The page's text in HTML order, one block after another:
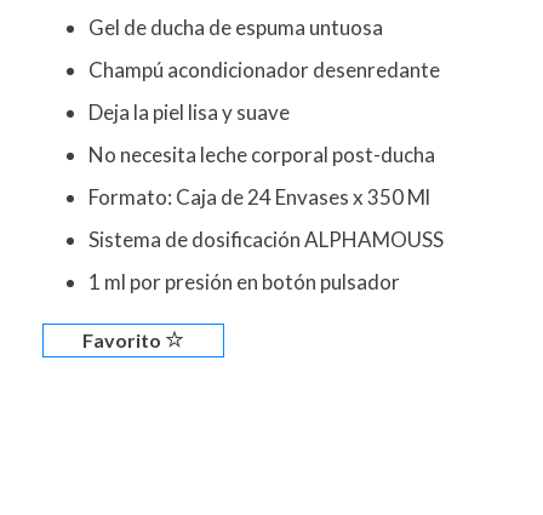
Gel de ducha de espuma untuosa
Champú acondicionador desenredante
Deja la piel lisa y suave
No necesita leche corporal post-ducha
Formato: Caja de 24 Envases x 350 Ml
Sistema de dosificación ALPHAMOUSS
1 ml por presión en botón pulsador
Favorito